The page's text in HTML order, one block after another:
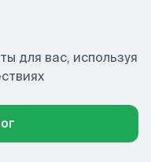
для вас, используя